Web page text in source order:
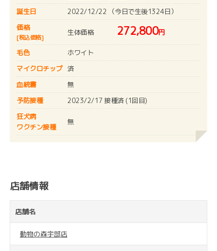
誕生日
2022/12/22 （今日で生後1324日）
価格
[税込価格]
生体価格 272,800円
毛色
ホワイト
マイクロチップ 済
血統書
無
予防接種
2023/2/17 接種済 (1回目)
狂犬病
ワクチン接種
無
店舗情報
店舗名
動物の森宇部店